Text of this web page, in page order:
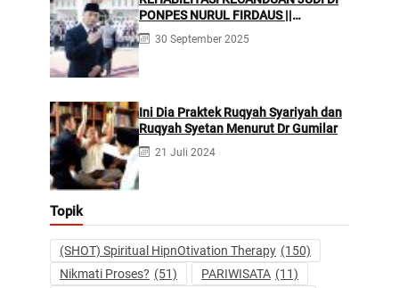
PONPES NURUL FIRDAUS ||
Kecanduan Judi Berpotensi
Melakukan Kejahatan Pidana dan
30 September 2025
Ini Dia Praktek Ruqyah Syariyah dan
Ruqyah Syetan Menurut Dr Gumilar
21 Juli 2024
Topik
(SHOT) Spiritual HipnOtivation Therapy (150)
Nikmati Proses? (51) PARIWISATA (11)